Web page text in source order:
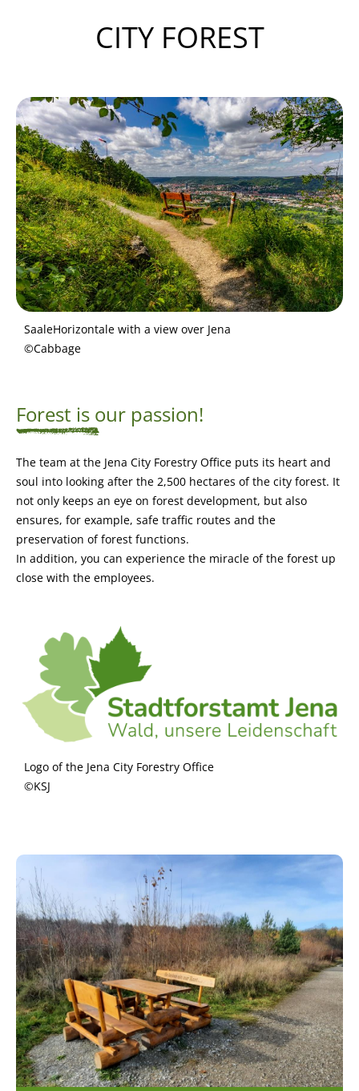
CITY FOREST
Bild
SaaleHorizontale with a view over Jena
©Cabbage
Forest is our passion!
The team at the Jena City Forestry Office puts its heart and
soul into looking after the 2,500 hectares of the city forest. It
not only keeps an eye on forest development, but also
ensures, for example, safe traffic routes and the
preservation of forest functions.
In addition, you can experience the miracle of the forest up
close with the employees.
Logo of the Jena City Forestry Office
©KSJ
Bild